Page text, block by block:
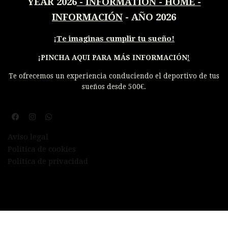
INFORMACIÓN - AÑO 2026
¡Te imaginas cumplir tu sueño!
¡PINCHA AQUI PARA MÁS INFORMACIÓN!
Te ofrecemos un experiencia conduciendo el deportivo de tus
sueños desde 500€.
Aviso legal
Política de cookies
Política de privacidad